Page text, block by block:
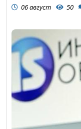
06 август 50